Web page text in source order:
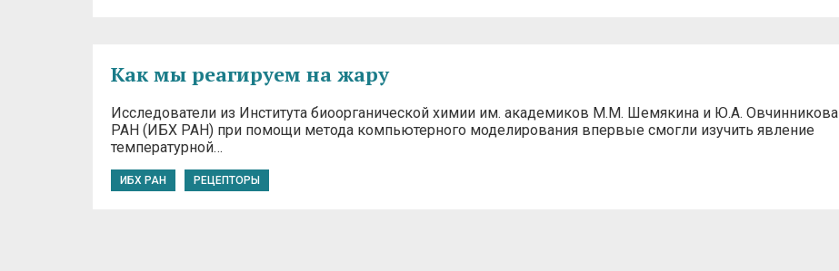
Как мы реагируем на жару
Исследователи из Института биоорганической химии им. академиков М.М. Шемякина и Ю.А. Овчинникова
РАН (ИБХ РАН) при помощи метода компьютерного моделирования впервые смогли изучить явление
температурной…
ИБХ РАН РЕЦЕПТОРЫ